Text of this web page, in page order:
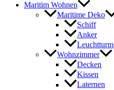
Maritim Wohnen
Maritime Deko
Schiff
Anker
Leuchtturm
Wohnzimmer
Decken
Kissen
Laternen